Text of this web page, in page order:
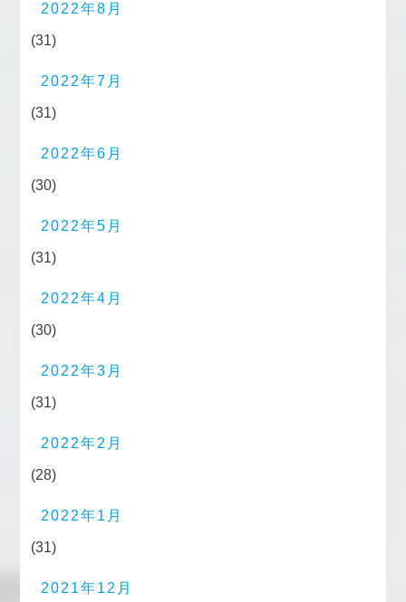
2022年8月
(31)
2022年7月
(31)
2022年6月
(30)
2022年5月
(31)
2022年4月
(30)
2022年3月
(31)
2022年2月
(28)
2022年1月
(31)
2021年12月